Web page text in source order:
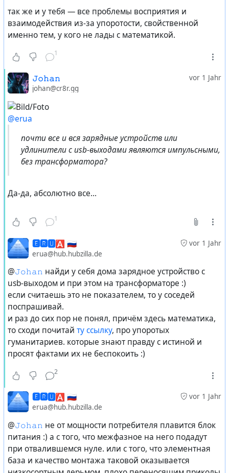
так же и у тебя — все проблемы восприятия и
взаимодействия из-за упоротости, свойственной
именно тем, у кого не лады с математикой.
1
vor 1 Jahr
𝙹𝚘𝚑𝚊𝚗
johan@cr8r.gg
@erua
почти все и вся зарядные устройств или
удлинители с usb-выходами являются импульсными,
без трансформатора?
Да-да, абсолютно все...
1
vor 1 Jahr
🅴🆁🆄🅰 🇷🇺
erua@hub.hubzilla.de
@𝙹𝚘𝚑𝚊𝚗 найди у себя дома зарядное устройство с
usb-выходом и при этом на трансформаторе :)
если считаешь это не показателем, то у соседей
поспрашивай.
и раз до сих пор не понял, причём здесь математика,
то сходи почитай ту ссылку, про упоротых
гуманитариев. которые знают правду с истиной и
просят фактами их не беспокоить :)
2
vor 1 Jahr
🅴🆁🆄🅰 🇷🇺
erua@hub.hubzilla.de
@𝙹𝚘𝚑𝚊𝚗 не от мощности потребителя плавится блок
питания :) а с того, что межфазное на него подадут
при отвалившемся нуле. или с того, что элементная
база и качество монтажа таковой оказывается